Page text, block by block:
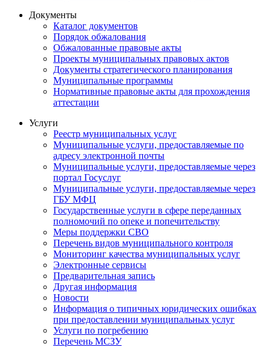
Документы
Каталог документов
Порядок обжалования
Обжалованные правовые акты
Проекты муниципальных правовых актов
Документы стратегического планирования
Муниципальные программы
Нормативные правовые акты для прохождения
аттестации
Услуги
Реестр муниципальных услуг
Муниципальные услуги, предоставляемые по
адресу электронной почты
Муниципальные услуги, предоставляемые через
портал Госуслуг
Муниципальные услуги, предоставляемые через
ГБУ МФЦ
Государственные услуги в сфере переданных
полномочий по опеке и попечительству
Меры поддержки СВО
Перечень видов муниципального контроля
Мониторинг качества муниципальных услуг
Электронные сервисы
Предварительная запись
Другая информация
Новости
Информация о типичных юридических ошибках
при предоставлении муниципальных услуг
Услуги по погребению
Перечень МСЗУ